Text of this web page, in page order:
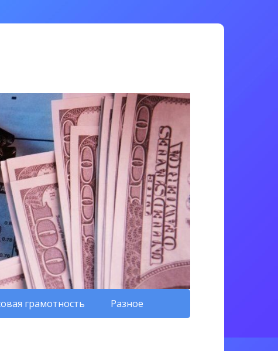
грамотность Разное